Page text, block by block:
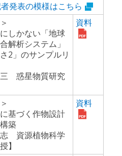
発表の模様はこちら
しかない「地球
解析システム」
2」のサンプルリ
惑星物質研究
資料
基づく作物設計
築
資源植物科学
】
資料